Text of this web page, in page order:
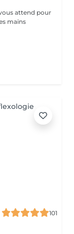
attend pour
mains
101